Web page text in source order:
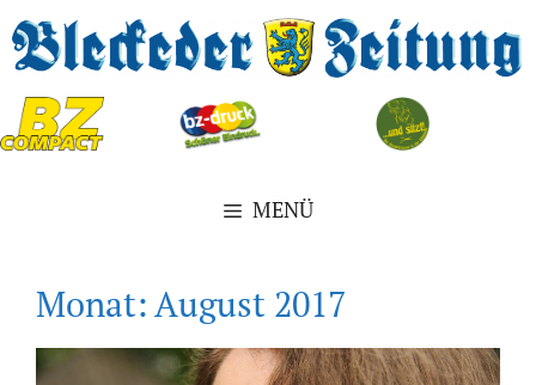
Inhalt
springen
MENÜ
Monat:August 2017